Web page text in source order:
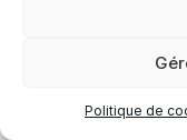
Politique de